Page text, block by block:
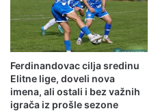
Ferdinandovac cilja sredinu
Elitne lige, doveli nova
imena, ali ostali i bez važnih
igrača iz prošle sezone